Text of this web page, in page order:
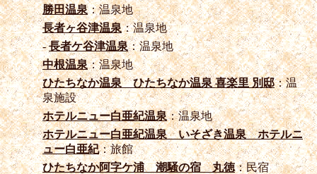
勝田温泉：温泉地
長者ヶ谷津温泉：温泉地
-長者ケ谷津温泉：温泉地
中根温泉：温泉地
ひたちなか温泉 ひたちなか温泉 喜楽里 別邸：温
泉施設
ホテルニュー白亜紀温泉：温泉地
ホテルニュー白亜紀温泉 いそざき温泉 ホテルニ
ュー白亜紀：旅館
ひたちなか阿字ケ浦 潮騒の宿 丸徳：民宿